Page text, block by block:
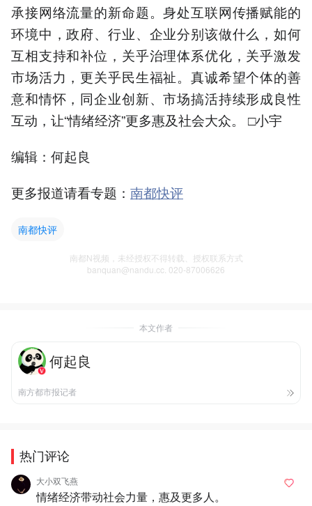
承接网络流量的新命题。身处互联网传播赋能的
环境中，政府、行业、企业分别该做什么，如何
互相支持和补位，关乎治理体系优化，关乎激发
市场活力，更关乎民生福祉。真诚希望个体的善
意和情怀，同企业创新、市场搞活持续形成良性
互动，让“情绪经济”更多惠及社会大众。 □小宇
编辑：何起良
更多报道请看专题： 南都快评
南都快评
南都N视频，未经授权不得转载、授权联系方式
banquan@nandu.cc. 020-87006626
本文作者
何起良
南方都市报记者
热门评论
大小双飞燕
情绪经济带动社会力量，惠及更多人。